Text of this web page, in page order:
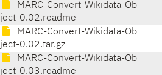
MARC-Convert-Wikidata-Ob
ject-0.02.readme
MARC-Convert-Wikidata-Ob
ject-0.02.tar.gz
MARC-Convert-Wikidata-Ob
ject-0.03.readme